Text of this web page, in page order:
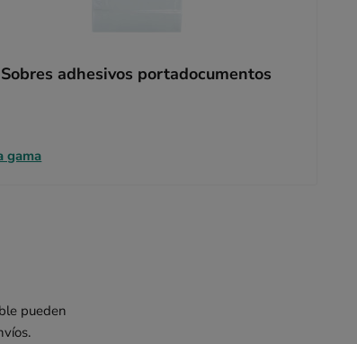
Sobres adhesivos portadocumentos
gama
pueden